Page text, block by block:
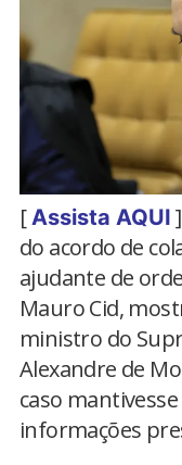
[Assista AQUI
do acordo de
ajudante de
Mauro Cid,
ministro do
Alexandre de
caso
informações